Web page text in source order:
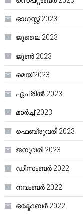
ഓഗസ്റ്റ്‌ 2023
ജൂലൈ 2023
ജൂൺ 2023
മെയ്‌ 2023
ഏപ്രിൽ 2023
മാർച്ച്‌ 2023
ഫെബ്രുവരി 2023
ജനുവരി 2023
ഡിസംബർ 2022
നവംബർ 2022
ഒക്ടോബർ 2022